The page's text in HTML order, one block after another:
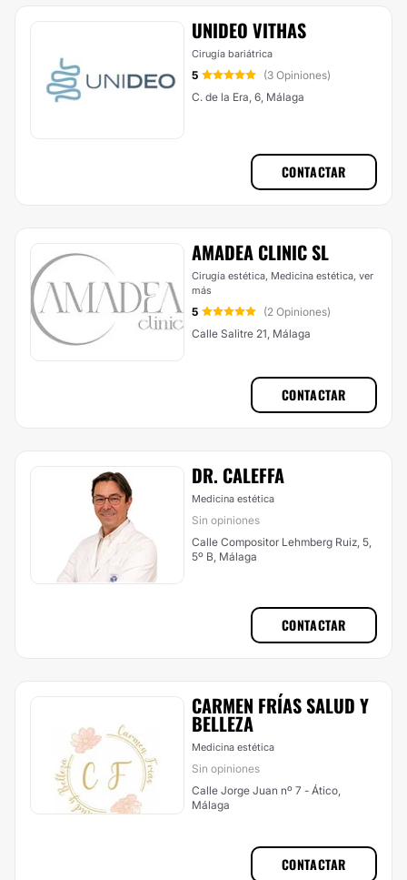
UNIDEO VITHAS
Cirugía bariátrica
5
(3 Opiniones)
C. de la Era, 6, Málaga
CONTACTAR
AMADEA CLINIC SL
Cirugía estética, Medicina estética, ver
más
5
(2 Opiniones)
Calle Salitre 21, Málaga
CONTACTAR
DR. CALEFFA
Medicina estética
Sin opiniones
Calle Compositor Lehmberg Ruiz, 5,
5º B, Málaga
CONTACTAR
CARMEN FRÍAS SALUD Y
BELLEZA
Medicina estética
Sin opiniones
Calle Jorge Juan nº 7 - Ático,
Málaga
CONTACTAR